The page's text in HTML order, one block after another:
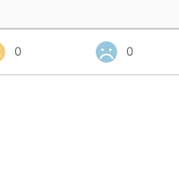
0 0